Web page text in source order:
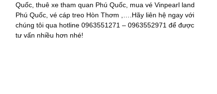
Quốc, thuê xe tham quan Phú Quốc, mua vé Vinpearl land
Phú Quốc, vé cáp treo Hòn Thơm ,….Hãy liên hệ ngay với
chúng tôi qua hotline 0963551271 – 0963552971 để được
tư vấn nhiều hơn nhé!